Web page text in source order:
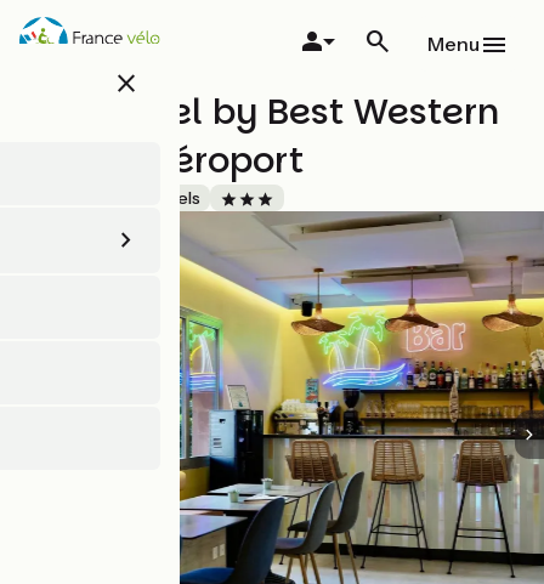
Aller
au
close
Menu
Sure Hotel by Best Western
Biarritz Aéroport
Hôtels